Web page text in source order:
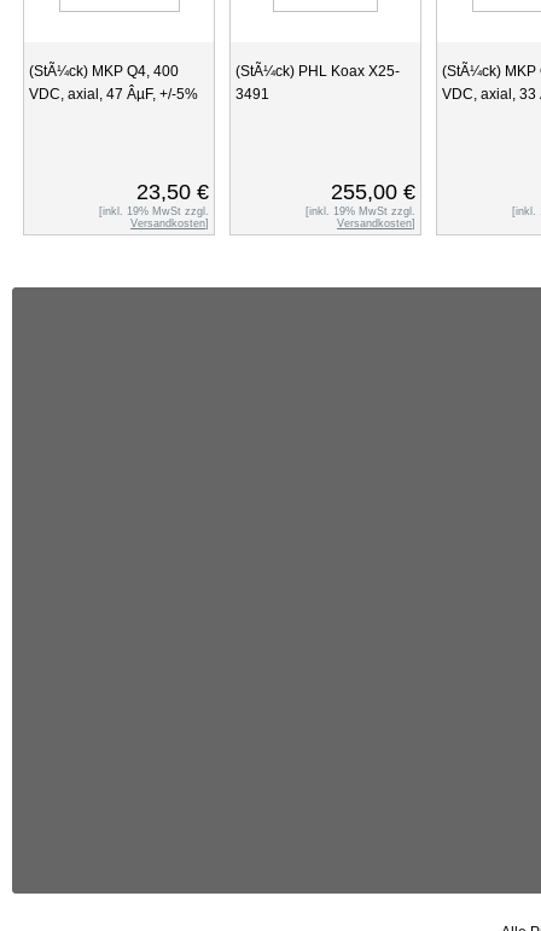
(StÃ¼ck) MKP Q4, 400
VDC, axial, 47 ÂµF, +/-5%
23,50 €
[inkl. 19% MwSt zzgl.
Versandkosten]
(StÃ¼ck) PHL Koax X25-
3491
255,00 €
[inkl. 19% MwSt zzgl.
Versandkosten]
(StÃ¼ck) MKP
VDC, axial, 33
[inkl.